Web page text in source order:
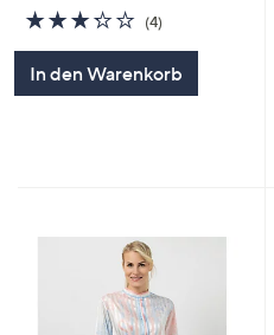
3.2
von
(4)4
In den Warenkorb